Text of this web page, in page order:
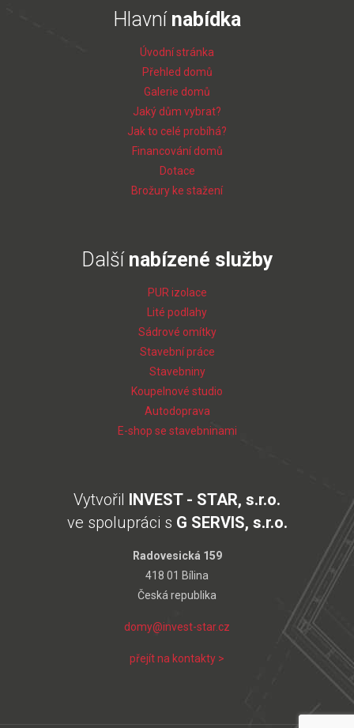
Hlavní nabídka
Úvodní stránka
Přehled domů
Galerie domů
Jaký dům vybrat?
Jak to celé probíhá?
Financování domů
Dotace
Brožury ke stažení
Další nabízené služby
PUR izolace
Lité podlahy
Sádrové omítky
Stavební práce
Stavebniny
Koupelnové studio
Autodoprava
E-shop se stavebninami
Vytvořil INVEST - STAR, s.r.o.
ve spolupráci s G SERVIS, s.r.o.
Radovesická 159
418 01 Bílina
Česká republika
domy@invest-star.cz
přejít na kontakty >